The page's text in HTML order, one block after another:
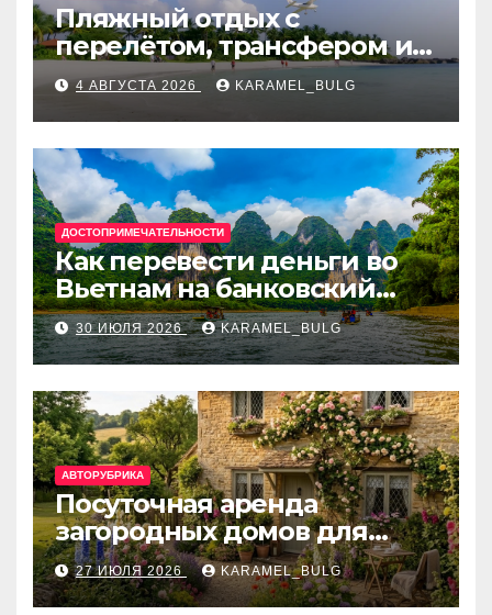
Пляжный отдых с
перелётом, трансфером и
отелем на Мальдивах, в
Турции, Греции, Таиланде
и Европе
4 АВГУСТА 2026 KARAMEL_BULG
ДОСТОПРИМЕЧАТЕЛЬНОСТИ
Как перевести деньги во
Вьетнам на банковский
счёт: VietcomBank, BIDV,
Techcombank и другие
банки
30 ИЮЛЯ 2026 KARAMEL_BULG
АВТОРУБРИКА
Посуточная аренда
загородных домов для
отдыха
27 ИЮЛЯ 2026 KARAMEL_BULG